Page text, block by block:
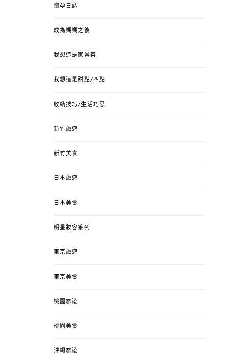
懷孕日誌
成為媽媽之後
我想這是家常菜
我想這是甜點/西點
收納技巧/生活巧思
新竹旅遊
新竹美食
日本旅遊
日本美食
明星妝容系列
東京旅遊
東京美食
桃園旅遊
桃園美食
沖繩旅遊